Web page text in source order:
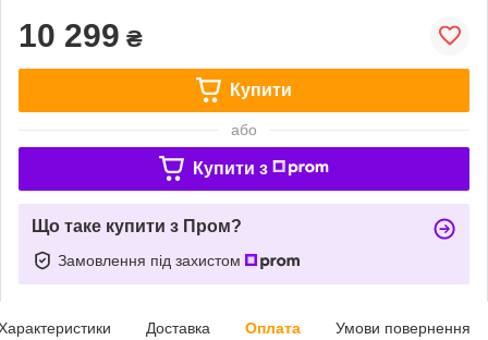
10 299 ₴
Купити
або
Купити з
Що таке купити з Пром?
Замовлення під захистом
Доставка Оплата Умови повернення